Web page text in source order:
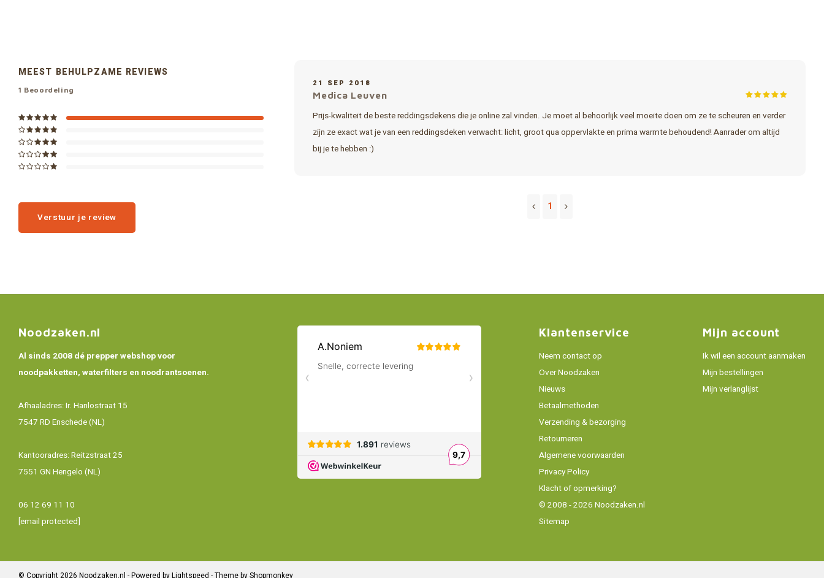
MEEST BEHULPZAME REVIEWS
1 Beoordeling
Verstuur je review
21 SEP 2018
Medica Leuven
Prijs-kwaliteit de beste reddingsdekens die je online zal vinden. Je moet al behoorlijk veel moeite doen om ze te scheuren en verder
zijn ze exact wat je van een reddingsdeken verwacht: licht, groot qua oppervlakte en prima warmte behoudend! Aanrader om altijd
bij je te hebben :)
1
Noodzaken.nl
Al sinds 2008 dé prepper webshop voor
noodpakketten, waterfilters en noodrantsoenen.
Afhaaladres: Ir. Hanlostraat 15
7547 RD Enschede (NL)
Kantooradres: Reitzstraat 25
7551 GN Hengelo (NL)
06 12 69 11 10
[email protected]
Klantenservice
Neem contact op
Over Noodzaken
Nieuws
Betaalmethoden
Verzending & bezorging
Retourneren
Algemene voorwaarden
Privacy Policy
Klacht of opmerking?
© 2008 - 2026 Noodzaken.nl
Sitemap
Mijn account
Ik wil een account aanmaken
Mijn bestellingen
Mijn verlanglijst
© Copyright 2026 Noodzaken.nl - Powered byLightspeed - Theme byShopmonkey